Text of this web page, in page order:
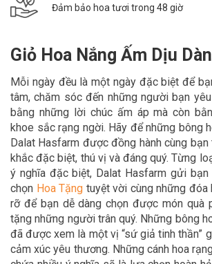
Đảm bảo hoa tươi trong 48 giờ
Giỏ Hoa Nắng Ấm Dịu
Mỗi ngày đều là một ngày đặc biệt để
tâm, chăm sóc đến những người bạn
bằng những lời chúc ấm áp mà còn
khoe sắc rạng ngời. Hãy đểnhững bông
Dalat Hasfarm được đồng hành cùng bạn
khắc đặc biệt, thú vị và đáng quý. Từng
ý nghĩa đặc biệt, Dalat Hasfarm gửi bạn
chọn Hoa Tặng tuyệt vời cùng những đóa
rỡ để bạn dễ dàng chọn được món quà
tặng những người trân quý. Những bông
đã được xem là một vị “sứ giả tinh thần”
cảm xúc yêu thương. Những cánh hoa